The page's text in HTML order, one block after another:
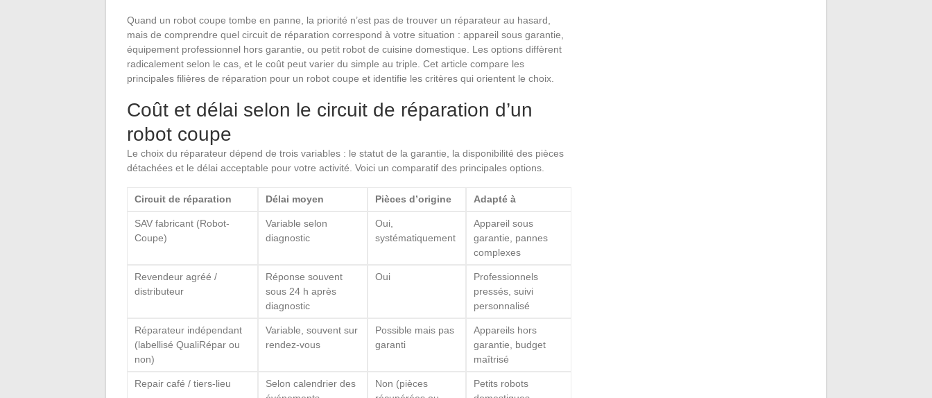
Quand un robot coupe tombe en panne, la priorité n’est pas de trouver un réparateur au hasard,
mais de comprendre quel circuit de réparation correspond à votre situation : appareil sous garantie,
équipement professionnel hors garantie, ou petit robot de cuisine domestique. Les options diffèrent
radicalement selon le cas, et le coût peut varier du simple au triple. Cet article compare les
principales filières de réparation pour un robot coupe et identifie les critères qui orientent le choix.
Coût et délai selon le circuit de réparation d’un
robot coupe
Le choix du réparateur dépend de trois variables : le statut de la garantie, la disponibilité des pièces
détachées et le délai acceptable pour votre activité. Voici un comparatif des principales options.
Circuit de réparation Délai moyen Pièces d’origine Adapté à
SAV fabricant (Robot-
Coupe)
Variable selon
diagnostic
Oui,
systématiquement
Appareil sous
garantie, pannes
complexes
Revendeur agréé /
distributeur
Réponse souvent
sous 24 h après
diagnostic
Oui
Professionnels
pressés, suivi
personnalisé
Réparateur indépendant
(labellisé QualiRépar ou
non)
Variable, souvent sur
rendez-vous
Possible mais pas
garanti
Appareils hors
garantie, budget
maîtrisé
Repair café / tiers-lieu
Selon calendrier des
Non (pièces
Petits robots